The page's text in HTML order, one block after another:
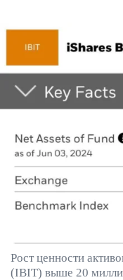
Рост ценности
(IBIT) выше 20